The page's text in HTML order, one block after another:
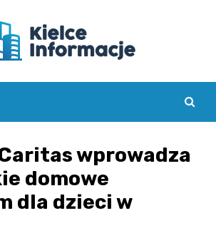
wprowadza
domowe
dla dzieci w